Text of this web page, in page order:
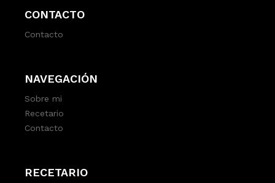
CONTACTO
Contacto
NAVEGACIÓN
Sobre mi
Recetario
Contacto
RECETARIO